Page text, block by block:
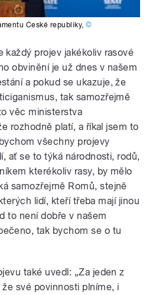
České republiky, ©
každý projev jakékoliv rasové
obvinění je už dnes v našem
a pokud se ukazuje, že
tak samozřejmě
věc ministerstva
rozhodně platí, a říkal jsem to
všechny projevy
ať se to týká národnosti, rodů,
kterékoliv rasy, by mělo
samozřejmě Romů, stejně
lidí, kteří třeba mají jinou
to není dobře v našem
tak bychom se o tu
také uvedl: „Za jeden z
své povinnosti plníme, i